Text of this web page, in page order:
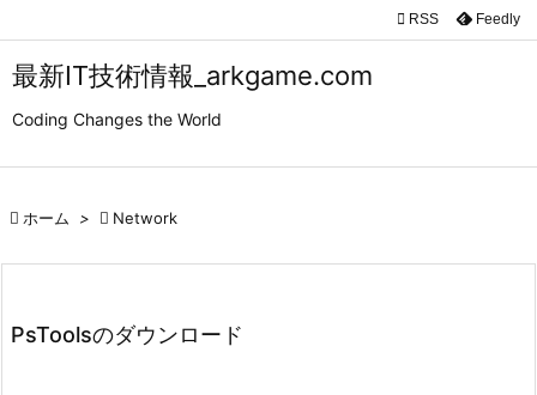
最新IT技術情報_arkgame.com
Coding Changes the World


 RSS Feedly
 ホーム >  Network
PsToolsのダウンロード